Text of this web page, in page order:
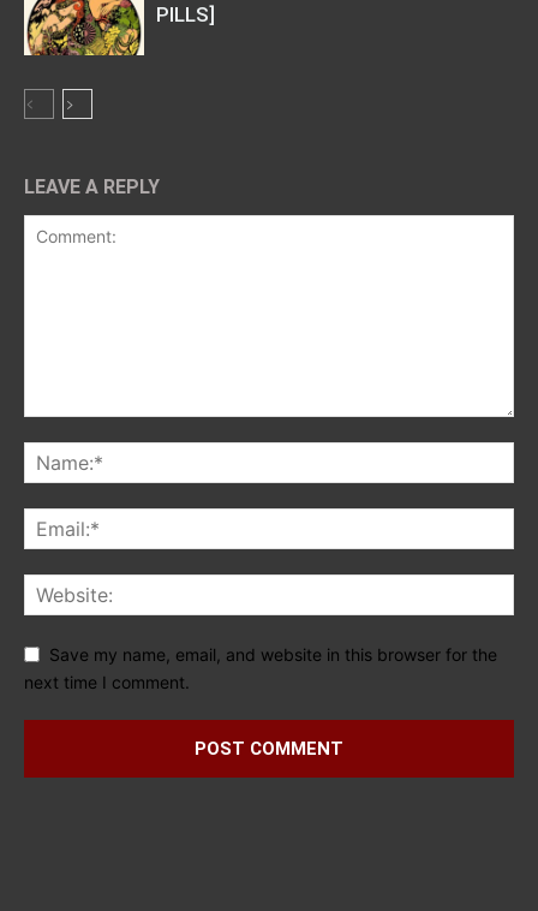
PILLS]
LEAVE A REPLY
Save my name, email, and website in this browser for the
next time I comment.